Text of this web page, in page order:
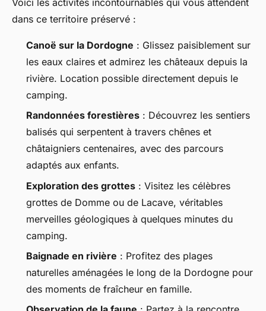
dans ce territoire préservé :
Canoë sur la Dordogne : Glissez paisiblement sur
les eaux claires et admirez les châteaux depuis la
rivière. Location possible directement depuis le
camping.
Randonnées forestières : Découvrez les sentiers
balisés qui serpentent à travers chênes et
châtaigniers centenaires, avec des parcours
adaptés aux enfants.
Exploration des grottes : Visitez les célèbres
grottes de Domme ou de Lacave, véritables
merveilles géologiques à quelques minutes du
camping.
Baignade en rivière : Profitez des plages
naturelles aménagées le long de la Dordogne pour
des moments de fraîcheur en famille.